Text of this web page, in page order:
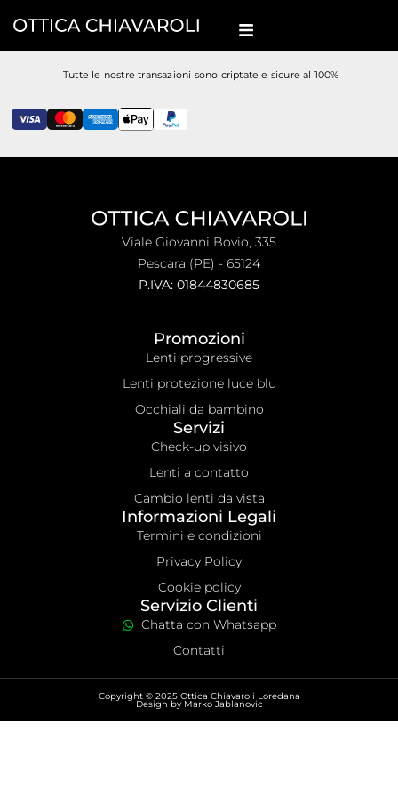
Tutte le nostre transazioni sono criptate e sicure al 100%
Viale Giovanni Bovio, 335
Pescara (PE) - 65124
P.IVA: 01844830685
Promozioni
Lenti progressive
Lenti protezione luce blu
Occhiali da bambino
Servizi
Check-up visivo
Lenti a contatto
Cambio lenti da vista
Informazioni Legali
Termini e condizioni
Privacy Policy
Cookie policy
Servizio Clienti
Chatta con Whatsapp
Contatti
Copyright © 2025 Ottica Chiavaroli Loredana
Design by Marko Jablanovic